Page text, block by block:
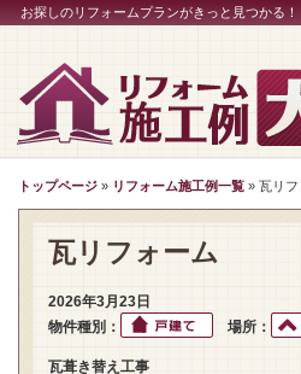
お探しのリフォームプランがきっと見つかる
トップページ » リフォーム施工例一覧 » 瓦リフ
瓦リフォーム
2026年3月23日
物件種別：
場所：
瓦葺き替え工事